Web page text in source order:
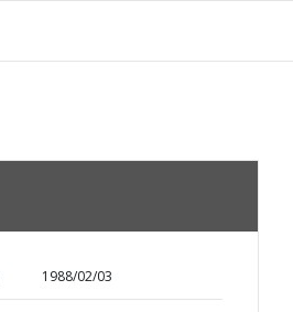
1988/02/03